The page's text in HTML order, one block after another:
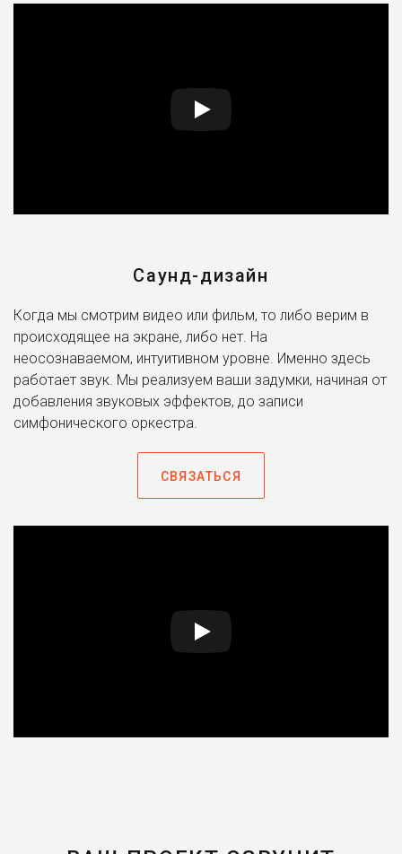
Актеры, которые озвучивали культовые компьютерные
коммуникаций в крупных компаниях есть специальное
предложение – это голоса медийных звезд. Если
беда: мы подберем вам целый список отлично звучащих
Ваш бизнес обретет приятный и убедительный голос, а
значит убедить и ваших партнеров. Ведь в наше время
имидж – это все. Дело только за вами.
Саунд-дизайн
Когда мы смотрим видео или фильм, то либо верим в
происходящее на экране, либо нет. На
неосознаваемом, интуитивном уровне. Именно здесь
работает звук. Мы реализуем ваши задумки, начиная от
добавления звуковых эффектов, до записи
симфонического оркестра.
СВЯЗАТЬСЯ